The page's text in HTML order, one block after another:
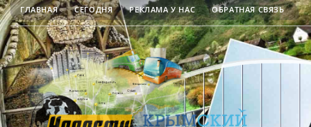
ГЛАВНАЯ СЕГОДНЯ РЕКЛАМА У НАС ОБРАТНАЯ СВЯЗЬ